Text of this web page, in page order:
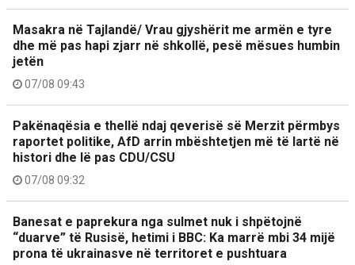
Masakra në Tajlandë/ Vrau gjyshërit me armën e tyre
dhe më pas hapi zjarr në shkollë, pesë mësues humbin
jetën
07/08 09:43
Pakënaqësia e thellë ndaj qeverisë së Merzit përmbys
raportet politike, AfD arrin mbështetjen më të lartë në
histori dhe lë pas CDU/CSU
07/08 09:32
Banesat e paprekura nga sulmet nuk i shpëtojnë
“duarve” të Rusisë, hetimi i BBC: Ka marrë mbi 34 mijë
prona të ukrainasve në territoret e pushtuara